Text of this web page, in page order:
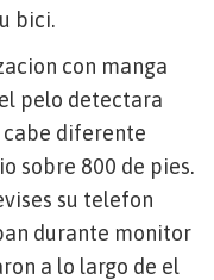
bici.
con manga
pelo detectara
diferente
sobre 800 de pies.
su telefon
durante monitor
a lo largo de el